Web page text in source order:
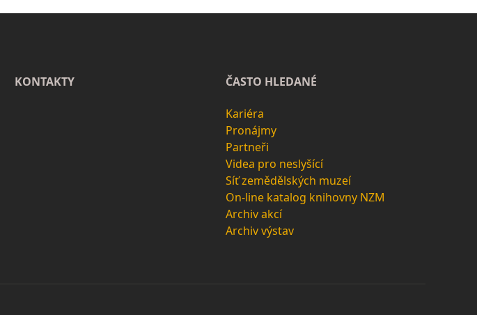
KONTAKTY ČASTO HLEDANÉ
Kariéra
Pronájmy
Partneři
Videa pro neslyšící
Síť zemědělských muzeí
On-line katalog knihovny NZM
Archiv akcí
Archiv výstav